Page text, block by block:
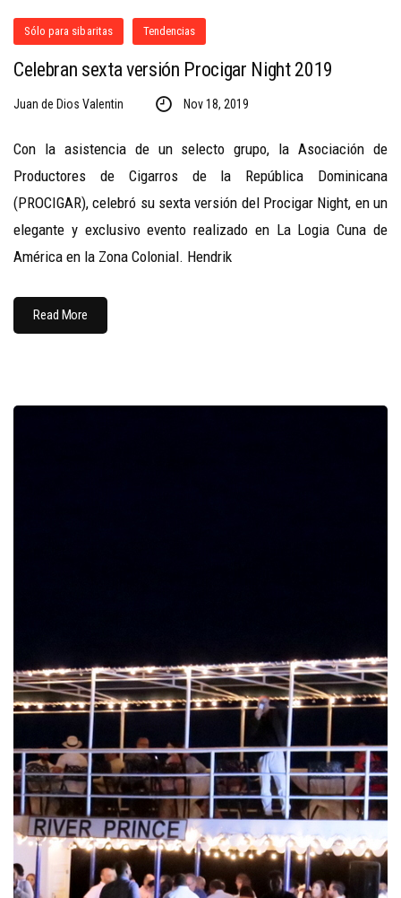
Sólo para sibaritas Tendencias
Celebran sexta versión Procigar Night 2019
Juan de Dios Valentin Nov 18, 2019
Con la asistencia de un selecto grupo, la Asociación de
Productores de Cigarros de la República Dominicana
(PROCIGAR), celebró su sexta versión del Procigar Night, en un
elegante y exclusivo evento realizado en La Logia Cuna de
América en la Zona Colonial. Hendrik
Read More